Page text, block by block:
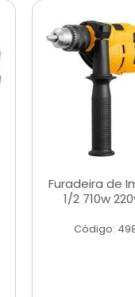
Furadeira de
1/2 710w
Código: